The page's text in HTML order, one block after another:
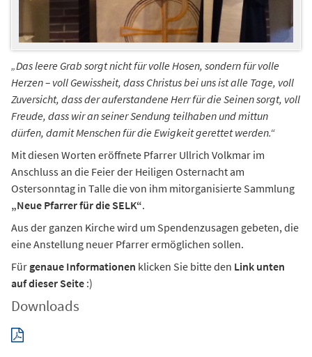
„Das leere Grab sorgt nicht für volle Hosen, sondern für volle
Herzen – voll Gewissheit, dass Christus bei uns ist alle Tage, voll
Zuversicht, dass der auferstandene Herr für die Seinen sorgt, voll
Freude, dass wir an seiner Sendung teilhaben und mittun
dürfen, damit Menschen für die Ewigkeit gerettet werden.“
Mit diesen Worten eröffnete Pfarrer Ullrich Volkmar im
Anschluss an die Feier der Heiligen Osternacht am
Ostersonntag in Talle die von ihm mitorganisierte Sammlung
„Neue Pfarrer für die SELK“.
Aus der ganzen Kirche wird um Spendenzusagen gebeten, die
eine Anstellung neuer Pfarrer ermöglichen sollen.
Für genaue Informationen klicken Sie bitte den Link unten
auf dieser Seite :)
Downloads